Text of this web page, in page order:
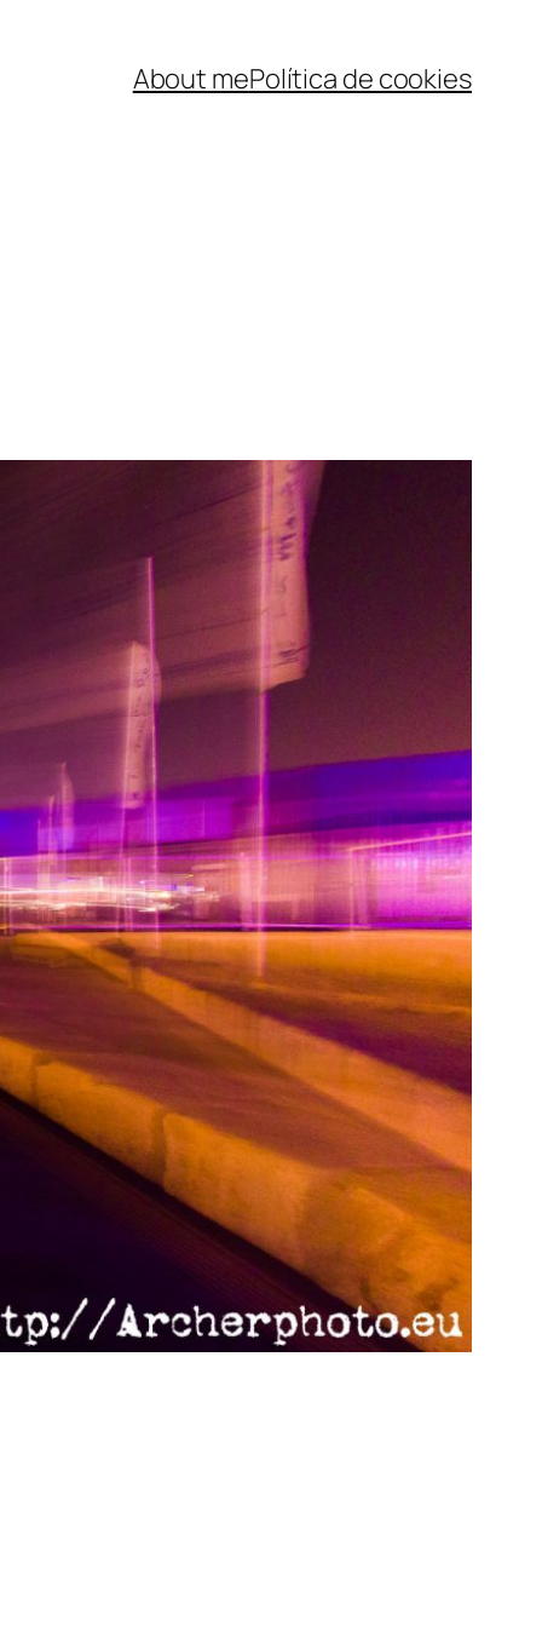
About mePolítica de cookies